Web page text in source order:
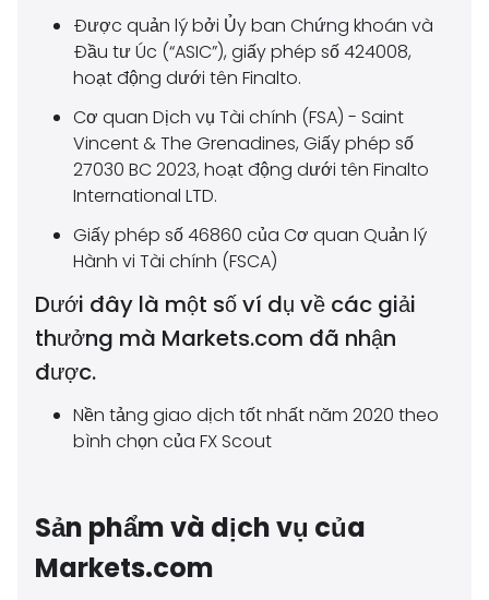
Được quản lý bởi Ủy ban Chứng khoán và
Đầu tư Úc (“ASIC”), giấy phép số 424008,
hoạt động dưới tên Finalto.
Cơ quan Dịch vụ Tài chính (FSA) - Saint
Vincent & The Grenadines, Giấy phép số
27030 BC 2023, hoạt động dưới tên Finalto
International LTD.
Giấy phép số 46860 của Cơ quan Quản lý
Hành vi Tài chính (FSCA)
Dưới đây là một số ví dụ về các giải
thưởng mà Markets.com đã nhận
được.
Nền tảng giao dịch tốt nhất năm 2020 theo
bình chọn của FX Scout
Sản phẩm và dịch vụ của
Markets.com